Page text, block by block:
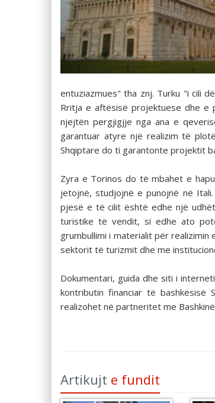
entuziazmues" tha znj. Turku "i cili
Rritja e aftësisë projektuese dhe e
njejtën pergjigjje nga ana e
garantuar atyre një realizim të
Shqiptare do ti garantonte projektit
Zyra e Torinos do të mbahet e
jetojnë, studjojnë e punojnë në
pjesë e të cilit është edhe një
turistike të vendit, si edhe ato
grumbullimi i materialit për
sektorit të turizmit dhe me
Dokumentari, guida dhe siti i
kontributin financiar të
realizohet në partneritet me
Artikujt e fundit